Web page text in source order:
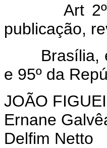
Art 2º
publicação,
Brasília,
e 95º da
JOÃO
Ernane
Delfim Netto